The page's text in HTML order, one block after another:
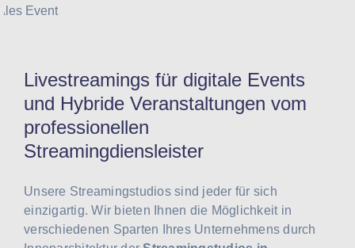
Livestreamings für digitale Events
und Hybride Veranstaltungen vom
professionellen
Streamingdiensleister
Unsere Streamingstudios sind jeder für sich
einzigartig. Wir bieten Ihnen die Möglichkeit in
verschiedenen Sparten Ihres Unternehmens durch